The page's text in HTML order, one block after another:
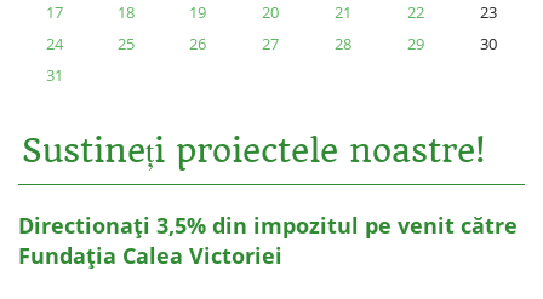
17
18 19 20 21 22
23
24
25 26 27 28 29
30
31
Sustineți proiectele noastre!
Directionați 3,5% din impozitul pe venit către
Fundația Calea Victoriei